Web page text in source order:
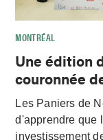
MONTRÉAL
Une édition
couronnée
Les Paniers de
d'apprendre que
investissement